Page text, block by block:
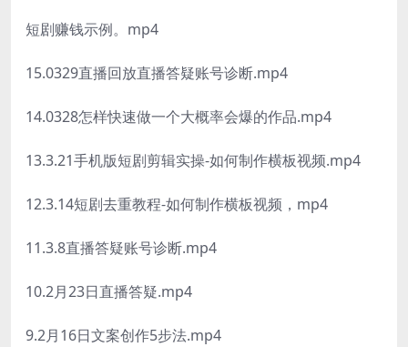
短剧赚钱示例。mp4
15.0329直播回放直播答疑账号诊断.mp4
14.0328怎样快速做一个大概率会爆的作品.mp4
13.3.21手机版短剧剪辑实操-如何制作横板视频.mp4
12.3.14短剧去重教程-如何制作横板视频，mp4
11.3.8直播答疑账号诊断.mp4
10.2月23日直播答疑.mp4
9.2月16日文案创作5步法.mp4